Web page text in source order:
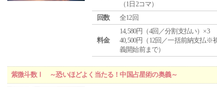
（1日2コマ）
回数
全12回
料金
14,580円（4回／分割支払い）×3
40,500円（12回／一括前納支払※
義開始前まで）
紫微斗数Ⅰ ～恐いほどよく当たる！中国占星術の奥義～